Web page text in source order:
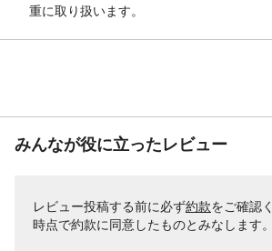
重に取り扱います。
みんなが役に立ったレビュー
レビュー投稿する前に必ず約款をご確認
時点で約款に同意したものとみなします。